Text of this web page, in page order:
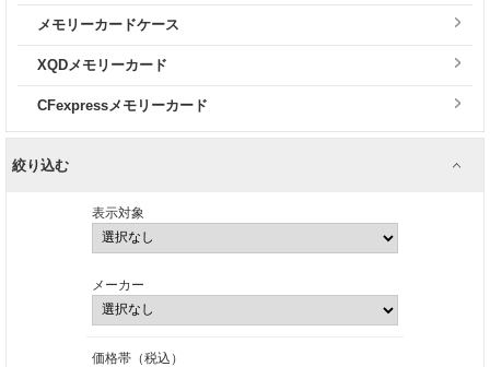
メモリーカードケース
XQDメモリーカード
CFexpressメモリーカード
絞り込む
表示対象
メーカー
価格帯（税込）